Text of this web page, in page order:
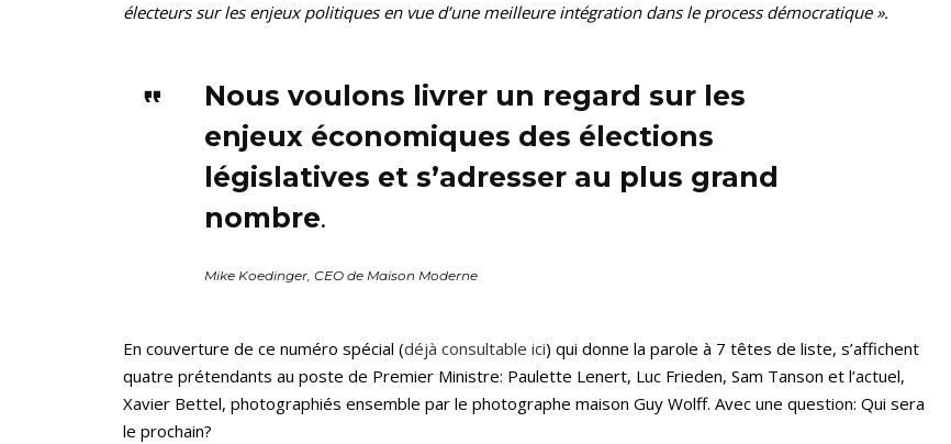
électeurs sur les enjeux politiques en vue d’une meilleure intégration dans le process démocratique ».
Nous voulons livrer un regard sur les
enjeux économiques des élections
législatives et s’adresser au plus grand
nombre.
Mike Koedinger, CEO de Maison Moderne
En couverture de ce numéro spécial (déjà consultable ici) qui donne la parole à 7 têtes de liste, s’affichent
quatre prétendants au poste de Premier Ministre: Paulette Lenert, Luc Frieden, Sam Tanson et l’actuel,
Xavier Bettel, photographiés ensemble par le photographe maison Guy Wolff. Avec une question: Qui sera
le prochain?